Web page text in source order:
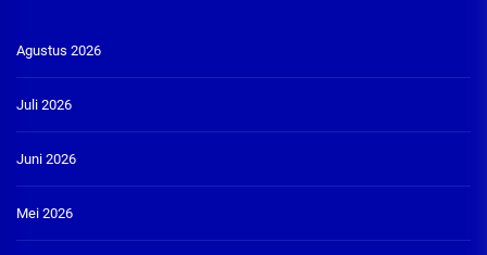
Agustus 2026
Juli 2026
Juni 2026
Mei 2026